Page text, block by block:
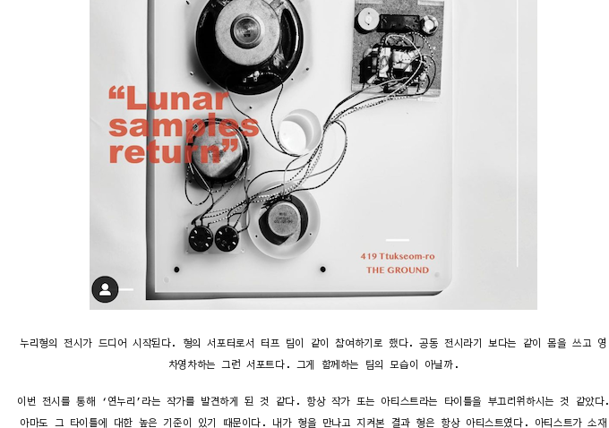
누리형의 전시가 드디어 시작된다. 형의 서포터로서 터프 팀이 같이 참여하기로 했다. 공동 전시라기 보다는 같이 몸을 쓰고 영
차영차하는 그런 서포트다. 그게 함께하는 팀의 모습이 아닐까.
이번 전시를 통해 ‘연누리’라는 작가를 발견하게 된 것 같다. 항상 작가 또는 아티스트라는 타이틀을 부끄러워하시는 것 같았다.
아마도 그 타이틀에 대한 높은 기준이 있기 때문이다. 내가 형을 만나고 지켜본 결과 형은 항상 아티스트였다. 아티스트가 소재